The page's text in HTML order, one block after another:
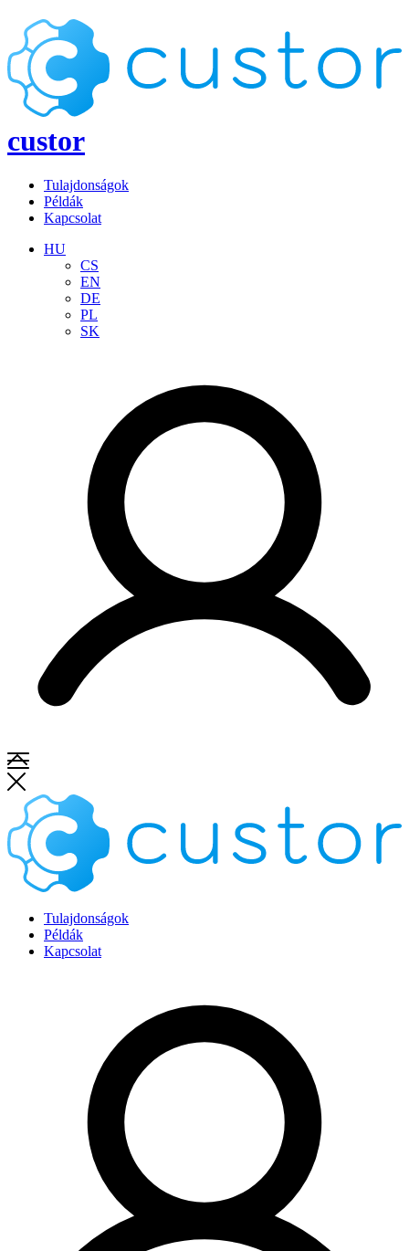
custor
Tulajdonságok
Példák
Kapcsolat
HU
CS
EN
DE
PL
SK
Tulajdonságok
Példák
Kapcsolat